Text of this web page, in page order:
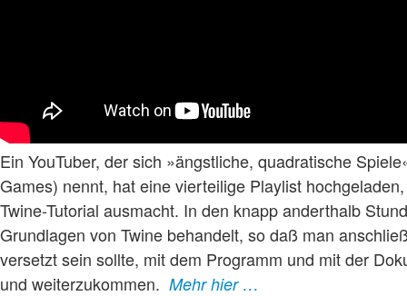
Ein YouTuber, der sich »ängstliche, quadratische
Games) nennt, hat eine vierteilige Playlist
Twine-Tutorial ausmacht. In den knapp anderthalb
Grundlagen von Twine behandelt, so daß man
versetzt sein sollte, mit dem Programm und mit der
und weiterzukommen. Mehr hier …